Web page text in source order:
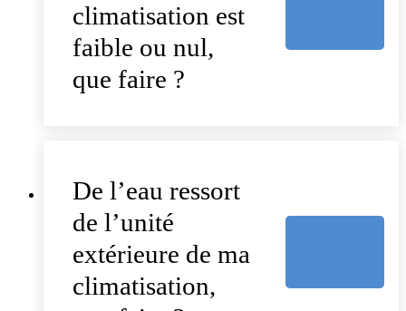
climatisation est
faible ou nul,
que faire ?
De l’eau ressort
de l’unité
extérieure de ma
climatisation,